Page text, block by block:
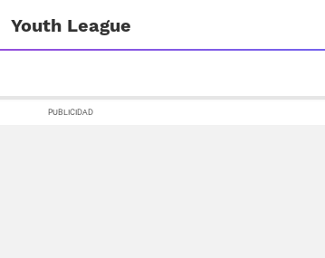
Youth League